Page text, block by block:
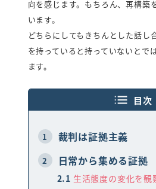
福岡
面談
スタ
向を感じます。もちろん、再構築
います。
どちらにしてもきちんとした話し
を持っていると持っていないとで
ます。
目次
1 裁判は証拠主義
2 日常から集める証拠
2.1 生活態度の変化を観